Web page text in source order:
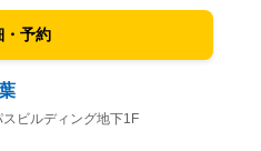
・予約
ビルディング地下1F